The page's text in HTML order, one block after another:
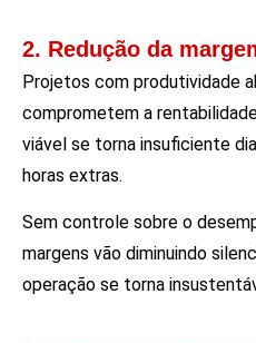
2. Redução da
Projetos com produtividade
comprometem a
viável se torna insuficiente
horas extras.
Sem controle sobre o
margens vão diminuindo
operação se torna